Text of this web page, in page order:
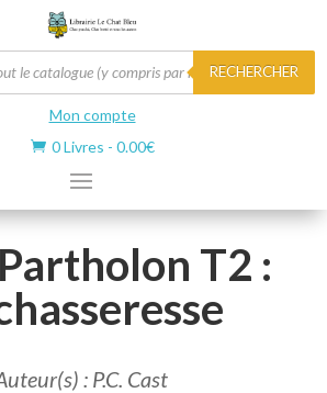
RECHERCHER
Mon compte
 0 Livres - 0.00€
T2 :
: P.C. Cast